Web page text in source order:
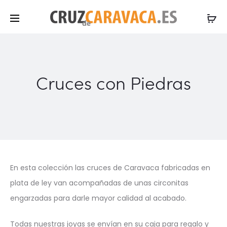
Cruces con Piedras
En esta colección las cruces de Caravaca fabricadas en
plata de ley van acompañadas de unas circonitas
engarzadas para darle mayor calidad al acabado.
Todas nuestras joyas se envían en su caja para regalo y